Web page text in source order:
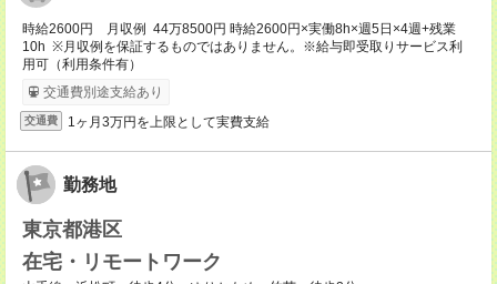
時給2600円 月収例 44万8500円 時給2600円×実働8h×週5日×4週+残業
10h ※月収例を保証するものではありません。※給与即受取りサービス利
用可（利用条件有）
交通費別途支給あり
交通費 1ヶ月3万円を上限として実費支給
勤務地
東京都港区
在宅・リモートワーク